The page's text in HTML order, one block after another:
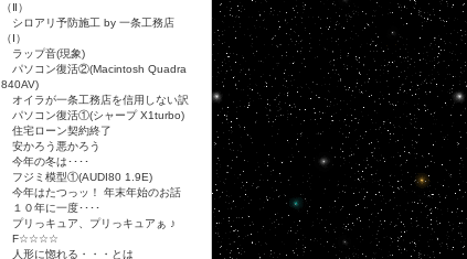
（Ⅱ）
シロアリ予防施工 by 一条工務店
（Ⅰ）
ラップ音(現象)
パソコン復活②(Macintosh Quadra
840AV)
オイラが一条工務店を信用しない訳
パソコン復活①(シャープ X1turbo)
住宅ローン契約終了
安かろう悪かろう
今年の冬は････
フジミ模型①(AUDI80 1.9E)
今年はたつっッ！ 年末年始のお話
１０年に一度････
プリっキュア、プリっキュアぁ ♪
F☆☆☆☆
人形に惚れる・・・とは